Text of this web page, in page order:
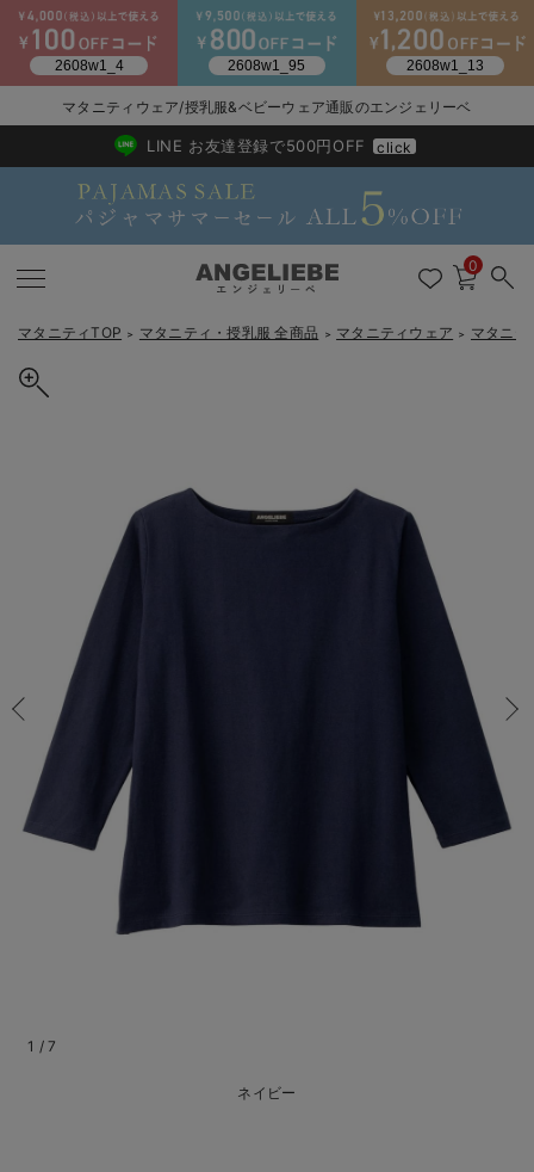
戻る
マタニティ ワンピース
マタニティ パンツ
マタニティ スカート
マタニティ トップス
マタニティ アウター（コート）・ママコート
戻る
マタニティ ショーツ
妊婦帯・腹帯・産前ガードル
マタニティ 授乳 キャミソール
産褥ショーツ
骨盤・マタニティベルト （妊娠中・産後）
産後 ガードル インナー
マタニティ 腹巻き
戻る
戻る
マタニティ オフィス 通勤服
マタニティ ドレス（結婚式・お呼ばれ）
マタニティ フォーマル パンツ・ボトムス
戻る
妊婦用 抱き枕・授乳クッション
戻る
マタニティストッキング・タイツ
マタニティレギンス
戻る
戻る
【アウトレット】ワンピース
【アウトレット】トップス・授乳トップス
【アウトレット】ボトムス
【アウトレット】パジャマ
【アウトレット】インナー
【アウトレット】ベビー
戻る
見えてもカワイイ
コットン素材
冷房対策
接触冷感素材
Tシャツブラ
ブラトップ
快適機能ウェア特集 トップス
快適機能ウェア特集 パジャマ
戻る
再入荷｜アウター
ワンピース
トップス
雑貨
ベビー
MAX55%OFF ブラック
【37周年祭セール】
【37周年祭セール】
【15℃】3月下旬～
【〜10℃】3月中旬
動きやすく着回しで
涼しくて可愛い「ワ
強撚スムース(コスパ
【おまとめ割】パジ
カジュアル
デニム
レギンス
ジャケット派
きれいめトップス派
きれいめスカート派
きれいめ美脚パンツ派
王道シンプル派
セットアップ派
マタニティパジャマ
マタニティインナー
【オフィスカジュア
【オフィスカジュア
レギンスタイプ
パンツタイプ
【フォーマル】ワン
【フォーマル】ボト
【フォーマル】トッ
【ベビー】長袖
【ベビー】半袖
【ベビー】グッズ
ハンカチ
2WAYオール
コンビ肌着
快適ウェア10%OFF
快適ウェア10%OFF
セットアップ・ レイ
Aライン ・フレアワ
Iライン ・タイトシ
ジャンパースカート/
ワーク・オフィス
フォーマル / オケー
あったかアイテム｜
〜3,000円（税込）
〜5,000円（税込）
〜10,000円（税込）
10,001円（税込）〜
女の子におススメの
男の子におススメの
定番ギフト
もらって嬉しいギフト
かわいくておもしろ
薄くてあったか
綿混素材
腹巻・ひざ上パンツ
保温&リカバリー
レギンス・タイツ
カップ付きインナー
あったか度◎
裏起毛素材
入院してすぐ使うグ
赤ちゃんへ使うもの
産後に使うグッズ
【冬のあったか特集
【冬のあったか特集
【冬のあったか特集
【冬のあったか特集
マタニティウェア/授乳服&ベビーウェア通販のエンジェリーベ
2026/NewArrival
送料495円(一部地域を除く) 7,700円以上で送料無料
LINE お友達登録で500円OFF click
0
マタニティTOP ＞ マタニティ・授乳服 全商品 ＞ マタニティウェア ＞ マタニテ
ネイビー
1 /7
七分袖バスクTシャツ マタニティ・授乳服【出産後も長く使える】
ネイビー